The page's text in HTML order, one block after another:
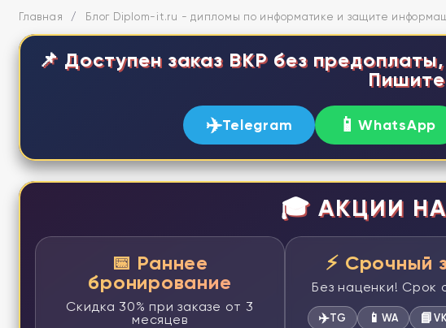
Главная / Блог Diplom-it.ru - дипломы по информатике и защите
📌 Доступен заказ ВКР без
✈️Telegram 📱WhatsApp
🎓 АКЦИИ
📅 Раннее
бронирование
Скидка 30% при заказе от 3
месяцев
⚡ Срочный
Без наценки! Срок
✈️TG 📱 WA 📘 VK